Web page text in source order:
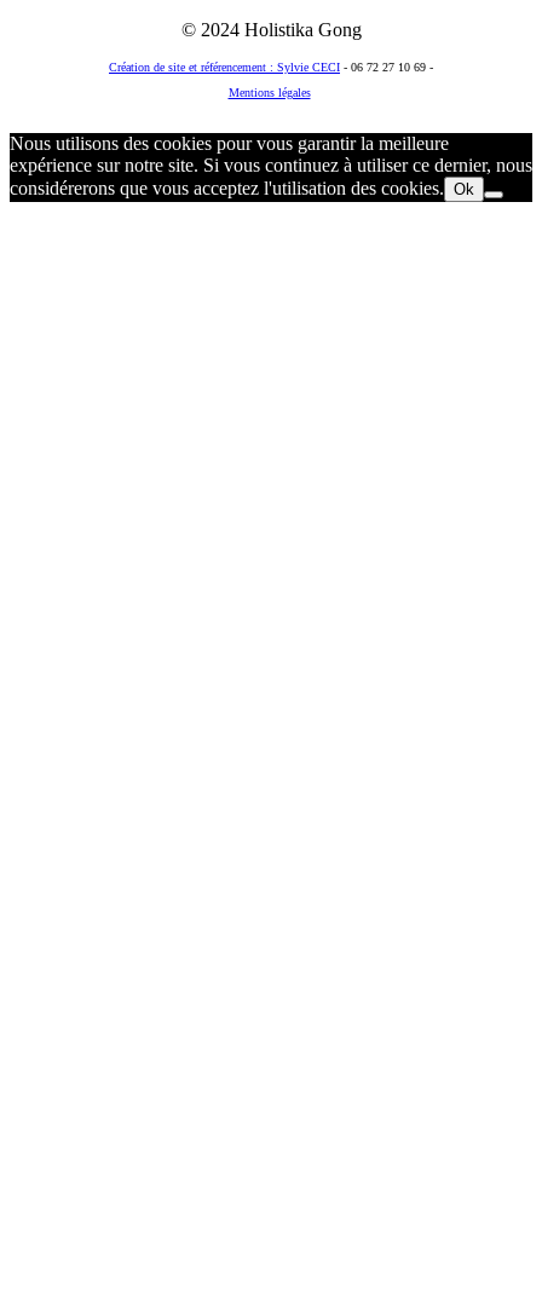
© 2024 Holistika Gong
Création de site et référencement : Sylvie CECI - 06 72 27 10 69 -
Mentions légales
Nous utilisons des cookies pour vous garantir la meilleure
expérience sur notre site. Si vous continuez à utiliser ce dernier, nous
considérerons que vous acceptez l'utilisation des cookies. Ok